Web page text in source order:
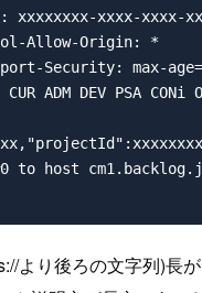
より後ろの文字列)長